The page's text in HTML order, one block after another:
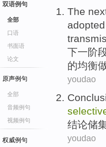
双语例句
全部
口语
书面语
论文
原声例句
全部
音频例句
视频例句
权威例句
The
adopted
下一阶
的均衡
youdao
结论储
youdao